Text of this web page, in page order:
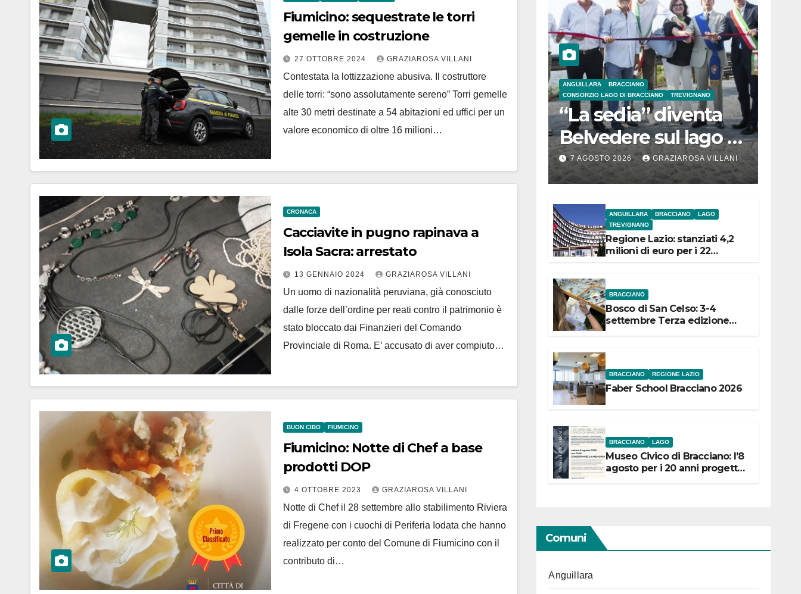
Fiumicino: sequestrate le torri
gemelle in costruzione
27 OTTOBRE 2024 GRAZIAROSA VILLANI
Contestata la lottizzazione abusiva. Il costruttore
delle torri: “sono assolutamente sereno” Torri gemelle
alte 30 metri destinate a 54 abitazioni ed uffici per un
valore economico di oltre 16 milioni…
CRONACA
Cacciavite in pugno rapinava a
Isola Sacra: arrestato
13 GENNAIO 2024 GRAZIAROSA VILLANI
Un uomo di nazionalità peruviana, già conosciuto
dalle forze dell’ordine per reati contro il patrimonio è
stato bloccato dai Finanzieri del Comando
Provinciale di Roma. E’ accusato di aver compiuto…
BUON CIBO FIUMICINO
Fiumicino: Notte di Chef a base
prodotti DOP
4 OTTOBRE 2023 GRAZIAROSA VILLANI
Notte di Chef il 28 settembre allo stabilimento Riviera
di Fregene con i cuochi di Periferia Iodata che hanno
realizzato per conto del Comune di Fiumicino con il
contributo di…
ANGUILLARA
BRACCIANO
CONSORZIO LAGO DI BRACCIANO
TREVIGNANO
“La sedia” diventa
Belvedere sul lago di
Bracciano: ieri
l’inaugurazione
7 AGOSTO 2026 GRAZIAROSA VILLANI
ANGUILLARA BRACCIANO
LAGO
TREVIGNANO
Regione Lazio: stanziati 4,2
milioni di euro per i 22
BRACCIANO
Bosco di San Celso: 3-4
settembre Terza edizione
BRACCIANO REGIONE LAZIO
Faber School Bracciano 2026
BRACCIANO LAGO
Museo Civico di Bracciano: l’8
agosto per i 20 anni progetto
Comuni
Anguillara